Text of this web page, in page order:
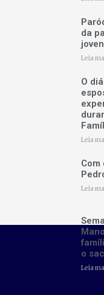
da
Leia
O
Leia
Com
Leia
o
Leia